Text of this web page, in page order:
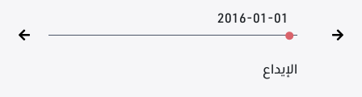
2016-01-01
الإيداع